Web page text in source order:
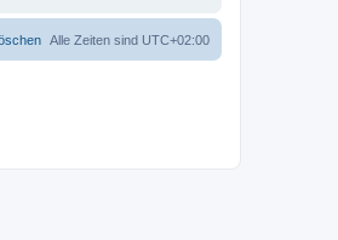
Alle Zeiten sind UTC+02:00